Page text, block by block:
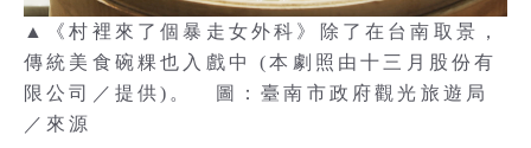
▲《村裡來了個暴走女外科》除了在台南取景，
傳統美食碗粿也入戲中 (本劇照由十三月股份有
限公司／提供)。 圖：臺南市政府觀光旅遊局
／來源